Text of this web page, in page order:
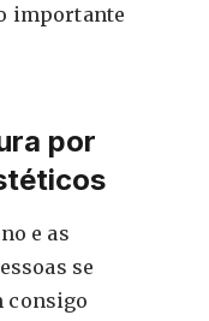
importante
por
e as
se
consigo